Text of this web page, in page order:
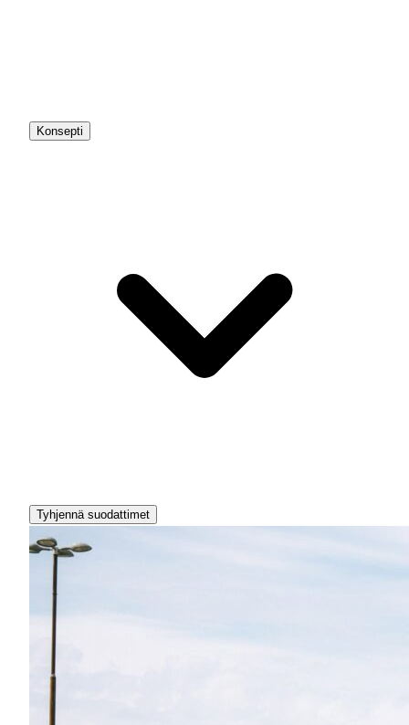
Konsepti
Tyhjennä suodattimet